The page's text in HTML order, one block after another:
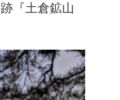
『土倉鉱山